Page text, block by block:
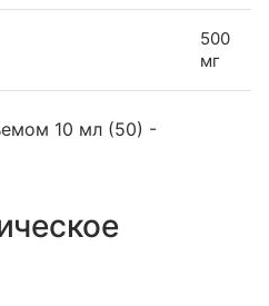
500
мг
10 мл (50) -